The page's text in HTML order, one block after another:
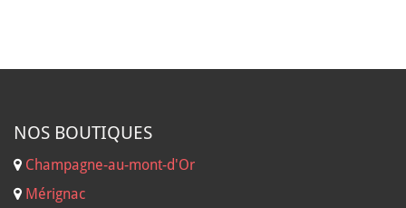
NOS BOUTIQUES
Champagne-au-mont-d'Or
Mérignac